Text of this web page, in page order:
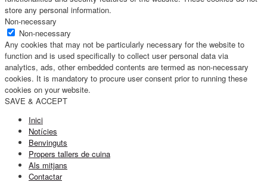
store any personal information.
Non-necessary
Non-necessary
Any cookies that may not be particularly necessary for the website to
function and is used specifically to collect user personal data via
analytics, ads, other embedded contents are termed as non-necessary
cookies. It is mandatory to procure user consent prior to running these
cookies on your website.
SAVE & ACCEPT
Inici
Notícies
Benvinguts
Propers tallers de cuina
Als mitjans
Contactar